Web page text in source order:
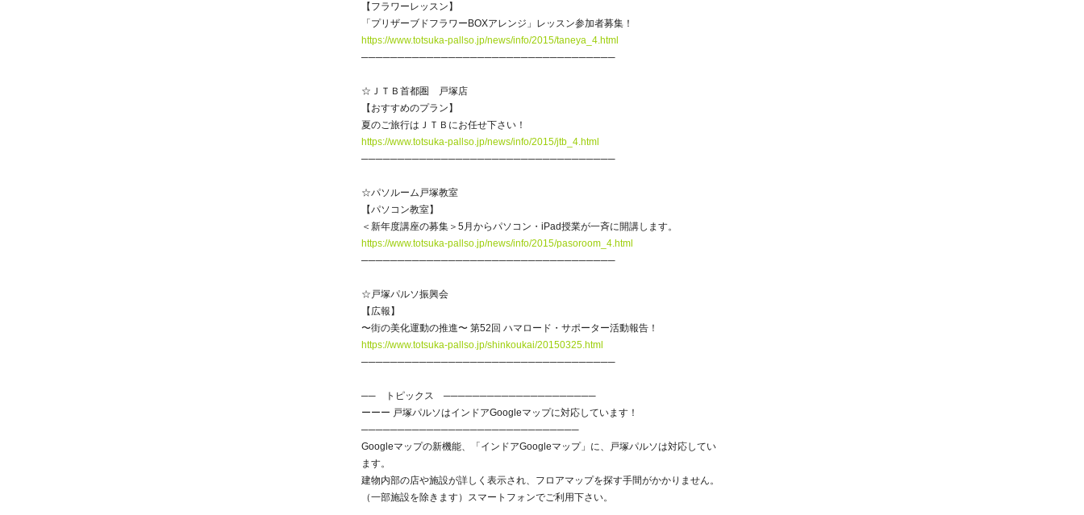
【フラワーレッスン】
「プリザーブドフラワーBOXアレンジ」レッスン参加者募集！
https://www.totsuka-pallso.jp/news/info/2015/taneya_4.html
───────────────────────────────────
☆ＪＴＢ首都圏 戸塚店
【おすすめのプラン】
夏のご旅行はＪＴＢにお任せ下さい！
https://www.totsuka-pallso.jp/news/info/2015/jtb_4.html
───────────────────────────────────
☆パソルーム戸塚教室
【パソコン教室】
＜新年度講座の募集＞5月からパソコン・iPad授業が一斉に開講します。
https://www.totsuka-pallso.jp/news/info/2015/pasoroom_4.html
───────────────────────────────────
☆戸塚パルソ振興会
【広報】
〜街の美化運動の推進〜 第52回 ハマロード・サポーター活動報告！
https://www.totsuka-pallso.jp/shinkoukai/20150325.html
───────────────────────────────────
── トピックス ─────────────────────
ーーー 戸塚パルソはインドアGoogleマップに対応しています！
──────────────────────────────
Googleマップの新機能、「インドアGoogleマップ」に、戸塚パルソは対応してい
ます。
建物内部の店や施設が詳しく表示され、フロアマップを探す手間がかかりません。
（一部施設を除きます）スマートフォンでご利用下さい。